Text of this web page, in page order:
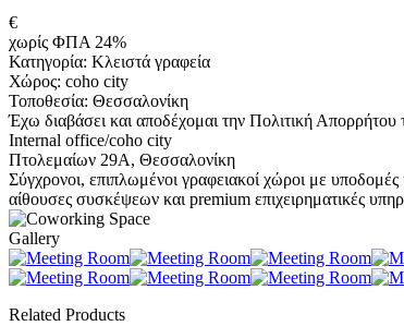
€
χωρίς ΦΠΑ 24%
Κατηγορία: Κλειστά γραφεία
Χώρος: coho city
Τοποθεσία: Θεσσαλονίκη
Έχω διαβάσει και αποδέχομαι την Πολιτική
Internal office/coho city
Πτολεμαίων 29Α, Θεσσαλονίκη
Σύγχρονοι, επιπλωμένοι γραφειακοί χώροι με
αίθουσες συσκέψεων και premium επιχειρηματικές
Gallery
Related Products